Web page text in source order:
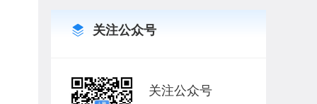
关注公众号
关注公众号